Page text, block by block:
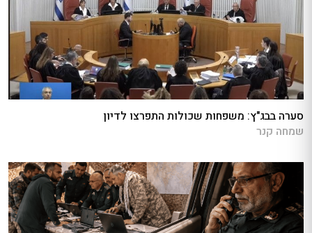
סערה בבג"ץ: משפחות שכולות התפרצו לדיון
שמחה קנר